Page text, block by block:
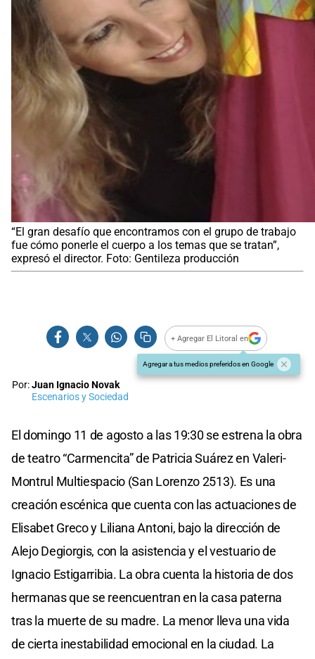
“El gran desafío que encontramos con el grupo de trabajo
fue cómo ponerle el cuerpo a los temas que se tratan”,
expresó el director. Foto: Gentileza producción
+ Agregar El Litoral en
Agregar a tus medios preferidos en Google
Por:Juan Ignacio Novak
Escenarios y Sociedad
El domingo 11 de agosto a las 19:30 se estrena la obra
de teatro “Carmencita” de Patricia Suárez en Valeri-
Montrul Multiespacio (San Lorenzo 2513). Es una
creación escénica que cuenta con las actuaciones de
Elisabet Greco y Liliana Antoni, bajo la dirección de
Alejo Degiorgis, con la asistencia y el vestuario de
Ignacio Estigarribia. La obra cuenta la historia de dos
hermanas que se reencuentran en la casa paterna
tras la muerte de su madre. La menor lleva una vida
de cierta inestabilidad emocional en la ciudad. La